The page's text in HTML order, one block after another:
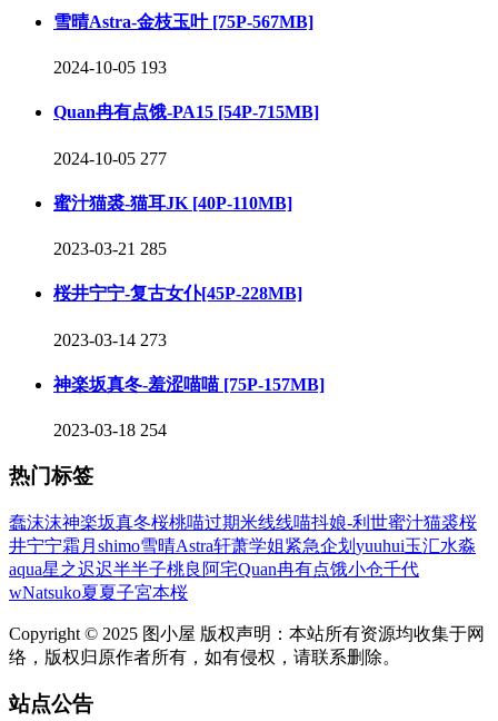
雪晴Astra-金枝玉叶 [75P-567MB]
2024-10-05 193
Quan冉有点饿-PA15 [54P-715MB]
2024-10-05 277
蜜汁猫裘-猫耳JK [40P-110MB]
2023-03-21 285
桜井宁宁-复古女仆[45P-228MB]
2023-03-14 273
神楽坂真冬-羞涩喵喵 [75P-157MB]
2023-03-18 254
热门标签
蠢沫沫神楽坂真冬桜桃喵过期米线线喵抖娘-利世蜜汁猫裘桜
井宁宁霜月shimo雪晴Astra轩萧学姐紧急企划 yuuhui玉汇水淼
aqua星之迟迟半半子桃良阿宅Quan冉有点饿小仓千代
wNatsuko夏夏子宮本桜
Copyright © 2025 图小屋 版权声明：本站所有资源均收集于网
络，版权归原作者所有，如有侵权，请联系删除。
站点公告